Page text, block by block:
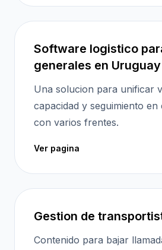
Software logistico
generales en Uruguay
Una solucion para unificar
capacidad y seguimiento en
con varios frentes.
Ver pagina
Gestion de
Contenido para bajar